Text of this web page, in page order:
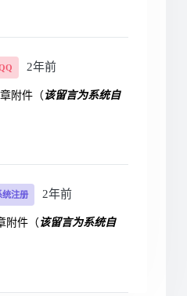
2年前
附件（该留言为系统自
统注册 2年前
附件（该留言为系统自